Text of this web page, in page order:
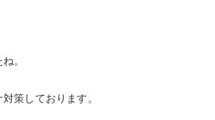
。
策しております。